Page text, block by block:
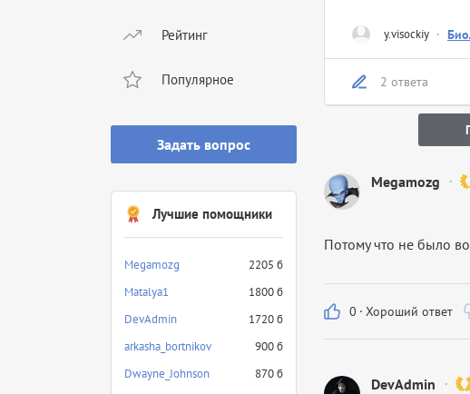
Рейтинг
Популярное
Задать вопрос
Лучшие помощники
Megamozg
2205 б
Matalya1
1800 б
DevAdmin
1720 б
arkasha_bortnikov
900 б
Dwayne_Johnson
870 б
y.visockiy ·
2 ответа
Megamozg
Потому что не было
0 · Хороший ответ
DevAdmin